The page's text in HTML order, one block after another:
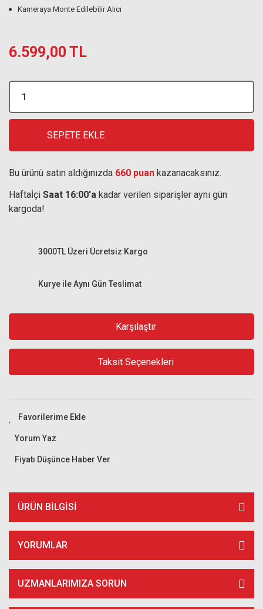
Kameraya Monte Edilebilir Alıcı
6.599,00 TL
SEPETE EKLE
Bu ürünü satın aldığınızda 660 puan kazanacaksınız.
Haftaİçi Saat 16:00'a kadar verilen siparişler aynı gün
kargoda!
Kurye ile Aynı Gün Teslimat
3000TL Üzeri Ücretsiz Kargo
Karşılaştır
Taksit Seçenekleri
Yorum Yaz
Fiyatı Düşünce Haber Ver
ÜRÜN BILGISI
YORUMLAR
UZMANLARIMIZA SORUN